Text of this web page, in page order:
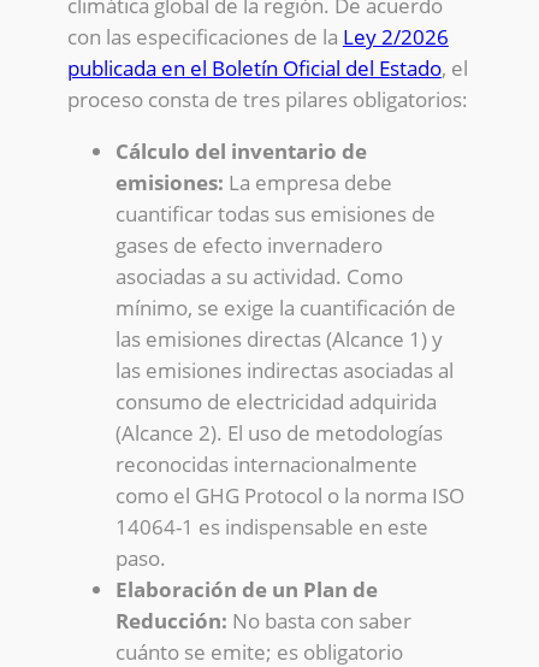
con las especificaciones de la Ley 2/2026
publicada en el Boletín Oficial del Estado, el
proceso consta de tres pilares obligatorios:
Cálculo del inventario de
emisiones: La empresa debe
cuantificar todas sus emisiones de
gases de efecto invernadero
asociadas a su actividad. Como
mínimo, se exige la cuantificación de
las emisiones directas (Alcance 1) y
las emisiones indirectas asociadas al
consumo de electricidad adquirida
(Alcance 2). El uso de metodologías
reconocidas internacionalmente
como el GHG Protocol o la norma ISO
14064-1 es indispensable en este
paso.
Elaboración de un Plan de
Reducción: No basta con saber
cuánto se emite; es obligatorio